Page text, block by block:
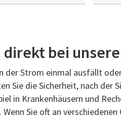
bei
der Strom einmal ausfällt
Sie die Sicherheit, nach der
in Krankenhäusern und
Sie oft an